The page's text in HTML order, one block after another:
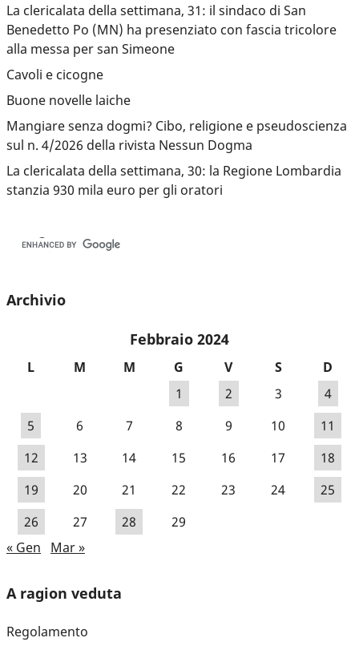
La clericalata della settimana, 31: il sindaco di San
Benedetto Po (MN) ha presenziato con fascia tricolore
alla messa per san Simeone
Cavoli e cicogne
Buone novelle laiche
Mangiare senza dogmi? Cibo, religione e pseudoscienza
sul n. 4/2026 della rivista Nessun Dogma
La clericalata della settimana, 30: la Regione Lombardia
stanzia 930 mila euro per gli oratori
Archivio
Febbraio 2024
L M M G V S
D
1
2 3
4
5
6 7 8 9 10
11
12
13 14 15 16 17
18
19
20 21 22 23 24
25
26
27 28
29
« Gen
Mar »
A ragion veduta
Regolamento